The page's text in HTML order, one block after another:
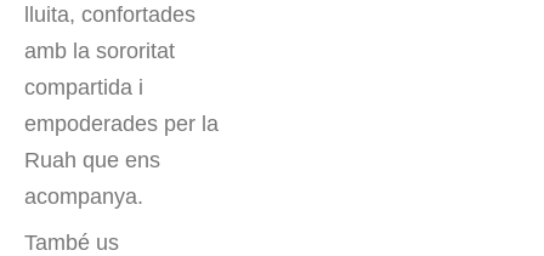
lluita, confortades
amb la sororitat
compartida i
empoderades per la
Ruah que ens
acompanya.
També us